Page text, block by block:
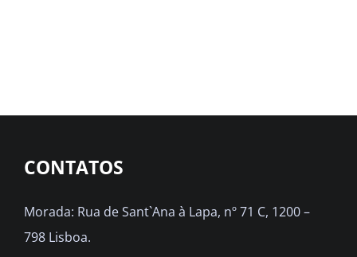
The
may
chosen
on
CONTATOS
Morada: Rua de Sant`Ana à Lapa, nº 71 C, 1200 –
798 Lisboa.